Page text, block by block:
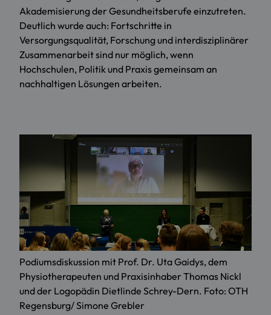
Akademisierung der Gesundheitsberufe einzutreten.
Deutlich wurde auch: Fortschritte in
Versorgungsqualität, Forschung und interdisziplinärer
Zusammenarbeit sind nur möglich, wenn
Hochschulen, Politik und Praxis gemeinsam an
nachhaltigen Lösungen arbeiten.
Podiumsdiskussion mit Prof. Dr. Uta Gaidys, dem
Physiotherapeuten und Praxisinhaber Thomas Nickl
und der Logopädin Dietlinde Schrey-Dern. Foto: OTH
Regensburg/ Simone Grebler